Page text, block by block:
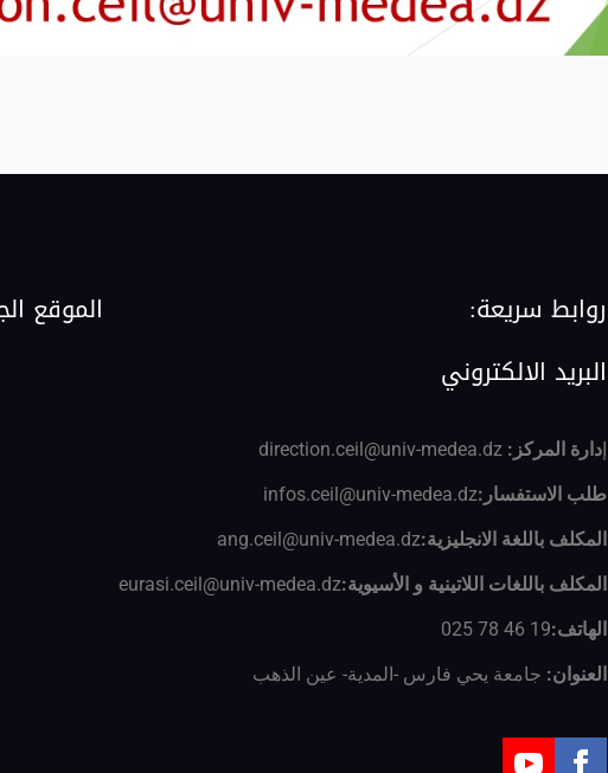
روابط سريعة:
البريد الالكتروني
إدارة المركز:
طلب الاستفسار:infos.ceil@univ-medea.dz
المكلف باللغة الانجليزية:ang.ceil@univ-medea.dz
المكلف باللغات اللاتينية و الأسيوية:eurasi.ceil@univ-medea.dz
الهاتف:19 46 78 025
العنوان: جامعة يحي فارس -المدية- عين الذهب
الموقع